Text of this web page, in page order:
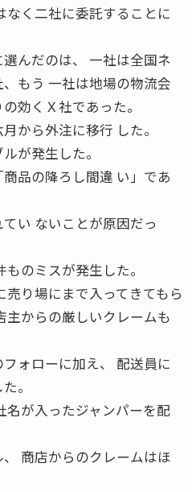
なく二社に委託することに
んだのは、 一社は全国ネ
もう 一社は地場の物流会
効くＸ社であった。
から外注に移行 した。
が発生した。
品の降ろし間違 い」であ
い ないことが原因だっ
のミスが発生した。
り場にまで入ってきてもら
主からの厳しいクレームも
ォローに加え、 配送員に
。
名が入ったジャンパーを配
商店からのクレームはほ